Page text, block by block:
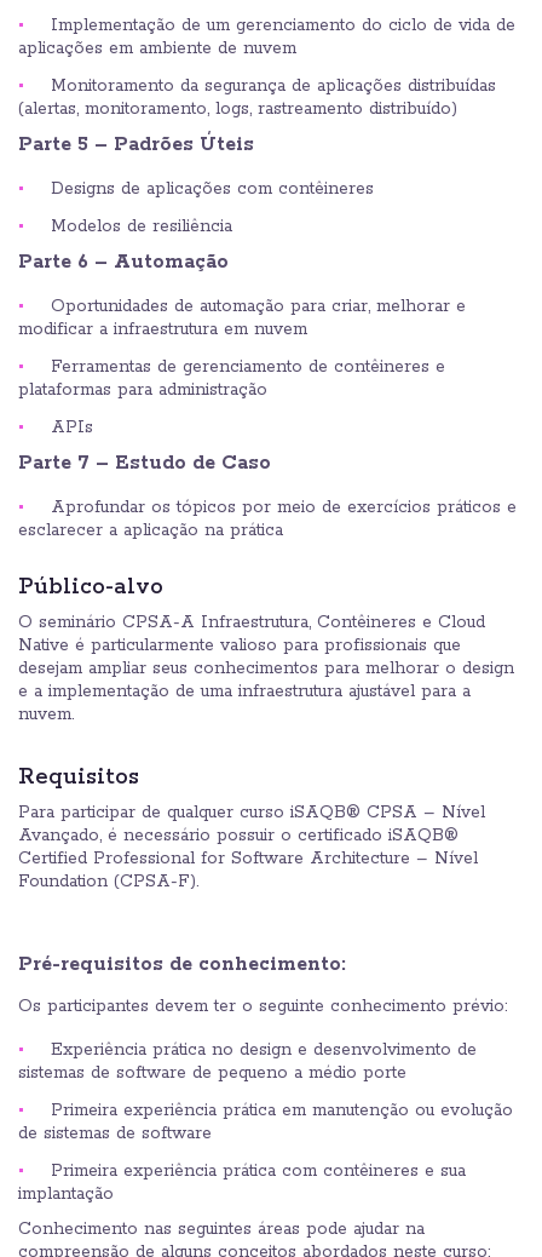
Implementação de um gerenciamento do ciclo de vida de
aplicações em ambiente de nuvem
Monitoramento da segurança de aplicações distribuídas
(alertas, monitoramento, logs, rastreamento distribuído)
Parte 5 – Padrões Úteis
Designs de aplicações com contêineres
Modelos de resiliência
Parte 6 – Automação
Oportunidades de automação para criar, melhorar e
modificar a infraestrutura em nuvem
Ferramentas de gerenciamento de contêineres e
plataformas para administração
APIs
Parte 7 – Estudo de Caso
Aprofundar os tópicos por meio de exercícios práticos e
esclarecer a aplicação na prática
Público-alvo
O seminário CPSA-A Infraestrutura, Contêineres e Cloud
Native é particularmente valioso para profissionais que
desejam ampliar seus conhecimentos para melhorar o design
e a implementação de uma infraestrutura ajustável para a
nuvem.
Requisitos
Para participar de qualquer curso iSAQB® CPSA – Nível
Avançado, é necessário possuir o certificado iSAQB®
Certified Professional for Software Architecture – Nível
Foundation (CPSA-F).
Pré-requisitos de conhecimento:
Os participantes devem ter o seguinte conhecimento prévio:
Experiência prática no design e desenvolvimento de
sistemas de software de pequeno a médio porte
Primeira experiência prática em manutenção ou evolução
de sistemas de software
Primeira experiência prática com contêineres e sua
implantação
Conhecimento nas seguintes áreas pode ajudar na
compreensão de alguns conceitos abordados neste curso: